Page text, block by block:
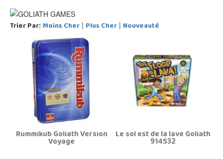
Trier Par: Moins Cher | Plus Cher | Nouveauté
Rummikub Goliath Version
Voyage Le sol est de la lave Goliath
914532